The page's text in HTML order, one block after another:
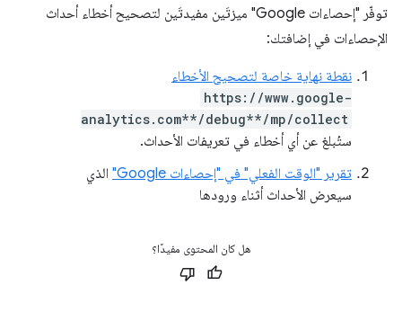
توفّر "إحصاءات Google" ميزتَين مفيدتَين لتصحيح أخطاء أحداث
الإحصاءات في إضافتك:
نقطة نهاية خاصة لتصحيح الأخطاء
https://www.google-
analytics.com**/debug**/mp/collect
ستُبلغ عن أي أخطاء في تعريفات الأحداث.
تقرير "الوقت الفعلي" في "إحصاءات Google"
الذي
سيعرض الأحداث أثناء ورودها
هل كان المحتوى مفيدًا؟